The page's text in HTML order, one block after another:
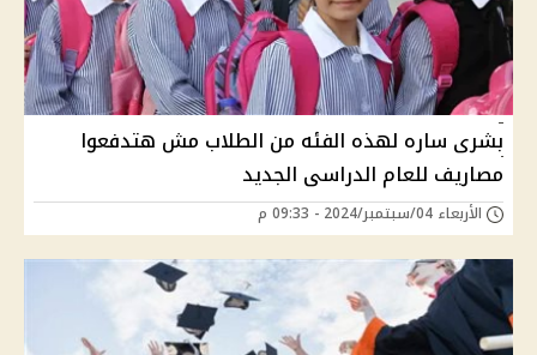
بشرى ساره لهذه الفئه من الطلاب مش هتدفعوا
مصاريف للعام الدراسى الجديد
الأربعاء 04/سبتمبر/2024 - 09:33 م